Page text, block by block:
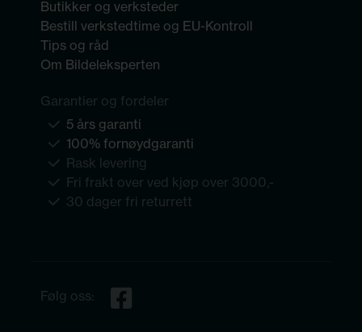
Butikker og verksteder
Bestill verkstedtime og EU-Kontroll
Tips og råd
Om Bildeleksperten
Garantier og fordeler
5 års garanti
100% fornøydgaranti
Rask levering
Fri frakt over ved kjøp over 3000,-
30 dager fri returrett
Følg oss: